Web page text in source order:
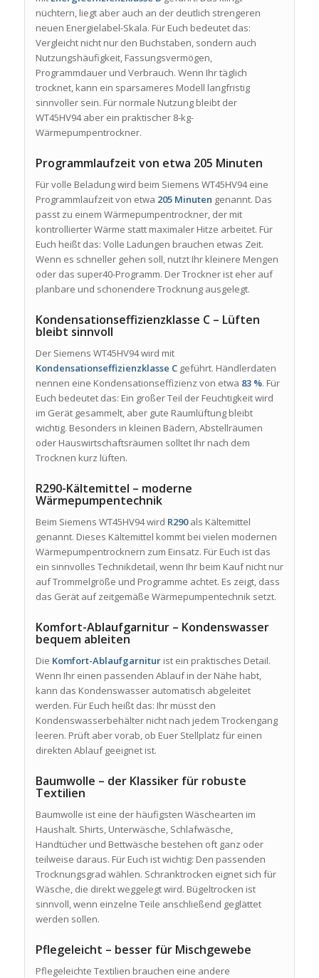
nüchtern, liegt aber auch an der deutlich strengeren
neuen Energielabel-Skala. Für Euch bedeutet das:
Vergleicht nicht nur den Buchstaben, sondern auch
Nutzungshäufigkeit, Fassungsvermögen,
Programmdauer und Verbrauch. Wenn Ihr täglich
trocknet, kann ein sparsameres Modell langfristig
sinnvoller sein. Für normale Nutzung bleibt der
WT45HV94 aber ein praktischer 8-kg-
Wärmepumpentrockner.
Programmlaufzeit von etwa 205 Minuten
Für volle Beladung wird beim Siemens WT45HV94 eine
Programmlaufzeit von etwa 205 Minuten genannt. Das
passt zu einem Wärmepumpentrockner, der mit
kontrollierter Wärme statt maximaler Hitze arbeitet. Für
Euch heißt das: Volle Ladungen brauchen etwas Zeit.
Wenn es schneller gehen soll, nutzt Ihr kleinere Mengen
oder das super40-Programm. Der Trockner ist eher auf
planbare und schonendere Trocknung ausgelegt.
Kondensationseffizienzklasse C – Lüften
bleibt sinnvoll
Der Siemens WT45HV94 wird mit
Kondensationseffizienzklasse Cgeführt. Händlerdaten
nennen eine Kondensationseffizienz von etwa 83 %. Für
Euch bedeutet das: Ein großer Teil der Feuchtigkeit wird
im Gerät gesammelt, aber gute Raumlüftung bleibt
wichtig. Besonders in kleinen Bädern, Abstellräumen
oder Hauswirtschaftsräumen solltet Ihr nach dem
Trocknen kurz lüften.
R290-Kältemittel – moderne
Wärmepumpentechnik
Beim Siemens WT45HV94 wird R290als Kältemittel
genannt. Dieses Kältemittel kommt bei vielen modernen
Wärmepumpentrocknern zum Einsatz. Für Euch ist das
ein sinnvolles Technikdetail, wenn Ihr beim Kauf nicht nur
auf Trommelgröße und Programme achtet. Es zeigt, dass
das Gerät auf zeitgemäße Wärmepumpentechnik setzt.
Komfort-Ablaufgarnitur – Kondenswasser
bequem ableiten
Die Komfort-Ablaufgarniturist ein praktisches Detail.
Wenn Ihr einen passenden Ablauf in der Nähe habt,
kann das Kondenswasser automatisch abgeleitet
werden. Für Euch heißt das: Ihr müsst den
Kondenswasserbehälter nicht nach jedem Trockengang
leeren. Prüft aber vorab, ob Euer Stellplatz für einen
direkten Ablauf geeignet ist.
Baumwolle – der Klassiker für robuste
Textilien
Baumwolle ist eine der häufigsten Wäschearten im
Haushalt. Shirts, Unterwäsche, Schlafwäsche,
Handtücher und Bettwäsche bestehen oft ganz oder
teilweise daraus. Für Euch ist wichtig: Den passenden
Trocknungsgrad wählen. Schranktrocken eignet sich für
Wäsche, die direkt weggelegt wird. Bügeltrocken ist
sinnvoll, wenn einzelne Teile anschließend geglättet
werden sollen.
Pflegeleicht – besser für Mischgewebe
Pflegeleichte Textilien brauchen eine andere